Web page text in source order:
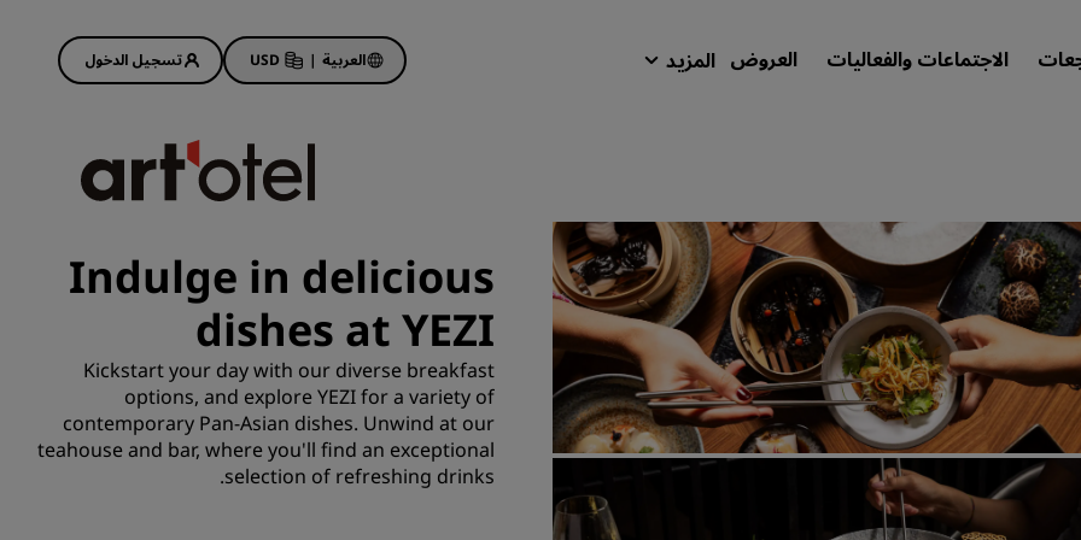
الاجتماعات والفعاليات العروض المزيد العربية |
USD تسجيل الدخول
الوجهات
المنتجعات
شقق فندقية مجهزة
فنادق قريبة من المطار
الفنادق الجديدة والمرتقب افتتاحها قريبًا
الاجتماعات والفعاليات
عروض الفنادق
ابدأ الآن لربح الكثير
Deals of the Day
احجز مقدمًا
اطلع على الباقات المتاحة لدينا
أفكار السفر
Indulge in delicious
dishes at YEZI
Kickstart your day with our diverse breakfast
options, and explore YEZI for a variety of
contemporary Pan-Asian dishes. Unwind at our
teahouse and bar, where you'll find an exceptional
selection of refreshing drinks.